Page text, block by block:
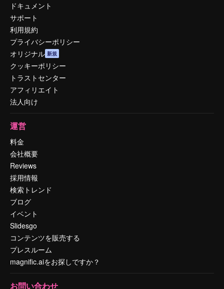
ドキュメント
サポート
利用規約
プライバシーポリシー
オリジナル 新規
クッキーポリシー
トラストセンター
アフィリエイト
法人向け
運営
料金
会社概要
Reviews
採用情報
検索トレンド
ブログ
イベント
Slidesgo
コンテンツを販売する
プレスルーム
magnific.aiをお探しですか？
お問い合わせ